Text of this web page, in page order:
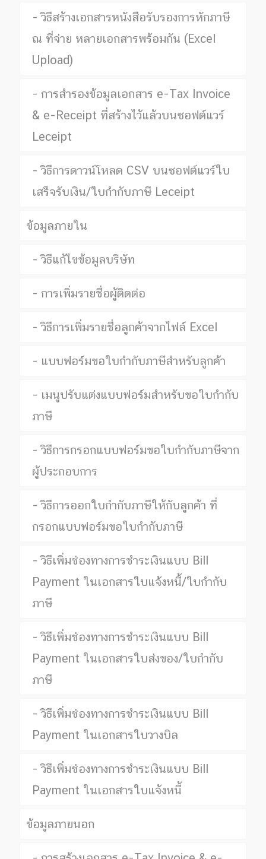
วิธีสร้างเอกสารหนังสือรับรองการหักภาษี
ณ ที่จ่าย หลายเอกสารพร้อมกัน (Excel
Upload)
การสำรองข้อมูลเอกสาร e-Tax Invoice
& e-Receipt ที่สร้างไว้แล้วบนซอฟต์แวร์
Leceipt
วิธีการดาวน์โหลด CSV บนซอฟต์แวร์ใบ
เสร็จรับเงิน/ใบกำกับภาษี Leceipt
ข้อมูลภายใน
วิธีแก้ไขข้อมูลบริษัท
การเพิ่มรายชื่อผู้ติดต่อ
วิธีการเพิ่มรายชื่อลูกค้าจากไฟล์ Excel
แบบฟอร์มขอใบกำกับภาษีสำหรับลูกค้า
เมนูปรับแต่งแบบฟอร์มสำหรับขอใบกำกับ
ภาษี
วิธีการกรอกแบบฟอร์มขอใบกำกับภาษีจาก
ผู้ประกอบการ
วิธีการออกใบกำกับภาษีให้กับลูกค้า ที่
กรอกแบบฟอร์มขอใบกำกับภาษี
วิธีเพิ่มช่องทางการชำระเงินแบบ Bill
Payment ในเอกสารใบแจ้งหนี้/ใบกำกับ
ภาษี
วิธีเพิ่มช่องทางการชำระเงินแบบ Bill
Payment ในเอกสารใบส่งของ/ใบกำกับ
ภาษี
วิธีเพิ่มช่องทางการชำระเงินแบบ Bill
Payment ในเอกสารใบวางบิล
วิธีเพิ่มช่องทางการชำระเงินแบบ Bill
Payment ในเอกสารใบแจ้งหนี้
ข้อมูลภายนอก